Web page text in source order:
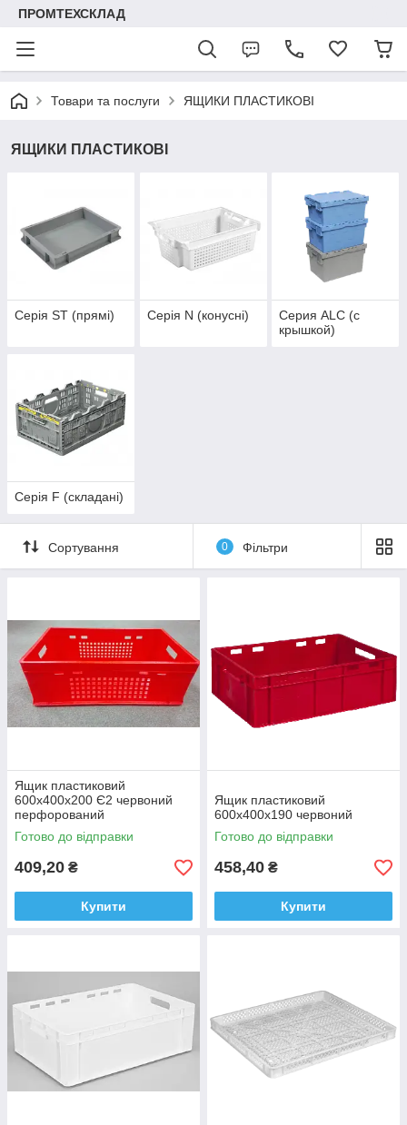
ПРОМТЕХСКЛАД
Товари та послуги ЯЩИКИ ПЛАСТИКОВІ
ЯЩИКИ ПЛАСТИКОВІ
Серія ST (прямі) Серія N (конусні)
Серия ALC (с
крышкой)
Серія F (складані)
Сортування 0 Фільтри
Ящик пластиковий
600х400х200 Є2 червоний
перфорований
Готово до відправки
409,20 ₴
Купити
Ящик пластиковий
600х400х190 червоний
Готово до відправки
458,40 ₴
Купити